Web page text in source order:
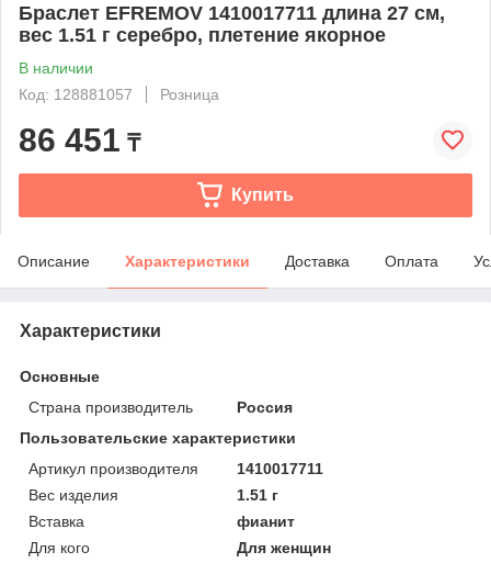
Браслет EFREMOV 1410017711 длина 27 см,
вес 1.51 г серебро, плетение якорное
В наличии
Код: 128881057
Розница
86 451 ₸
Купить
Описание Характеристики Доставка Оплата
Характеристики
Основные
Страна производитель
Россия
Пользовательские характеристики
Артикул производителя
1410017711
Вес изделия
1.51 г
Вставка
фианит
Для кого
Для женщин